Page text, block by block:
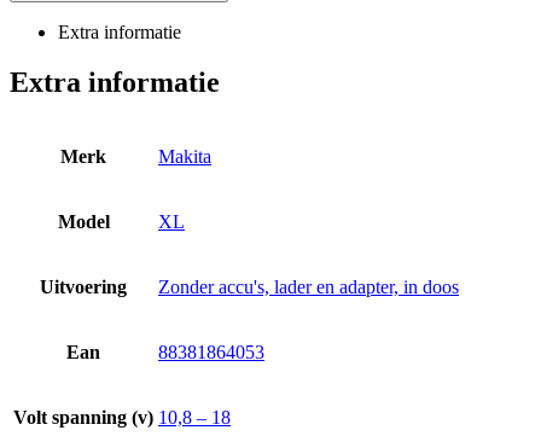
Extra informatie
Extra informatie
Merk Makita
Model XL
Uitvoering Zonder accu's, lader en adapter, in doos
Ean 88381864053
Volt spanning (v) 10,8 – 18